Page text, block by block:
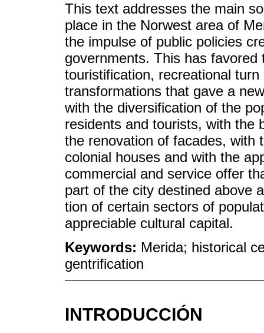
This text addresses the main
place in the Norwest area of
the impulse of public policies
governments. This has
touristification, recreational
transformations that gave a
with the diversification of the
residents and tourists, with the
the renovation of facades, with
colonial houses and with the
commercial and service offer
part of the city destined above
tion of certain sectors of
appreciable cultural capital.
Keywords: Merida; historical
gentrification
INTRODUCCIÓN